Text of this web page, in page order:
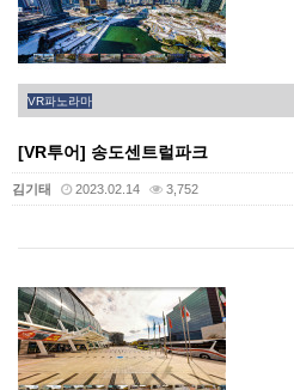
VR파노라마
[VR투어] 송도센트럴파크
김기태 2023.02.14 3,752